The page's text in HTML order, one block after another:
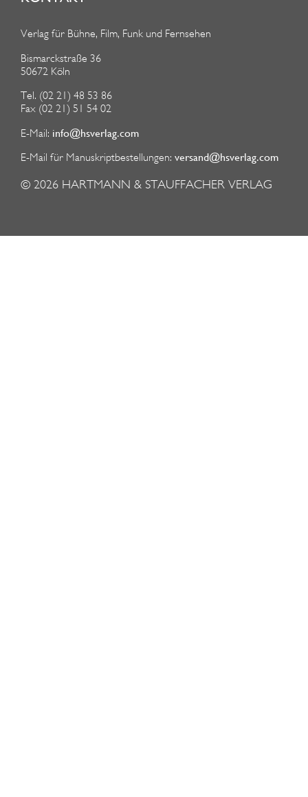
Verlag für Bühne, Film, Funk und Fernsehen
Bismarckstraße 36
50672 Köln
Tel. (02 21) 48 53 86
Fax (02 21) 51 54 02
E-Mail: info@hsverlag.com
E-Mail für Manuskriptbestellungen: versand@hsverlag.com
© 2026 HARTMANN & STAUFFACHER VERLAG